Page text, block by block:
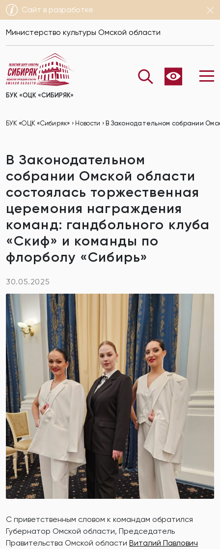
Сайт в разработке
Министерство культуры Омской области
БУК «ОЦК «СИБИРЯК»
БУК «ОЦК «Сибиряк» › Новости › В Законодательном собрании
В Законодательном
собрании Омской области
состоялась торжественная
церемония награждения
команд: гандбольного клуба
«Скиф» и команды по
флорболу «Сибирь»
30.05.2025
С приветственным словом к командам обратился
Губернатор Омской области, Председатель
Правительства Омской области Виталий Павлович